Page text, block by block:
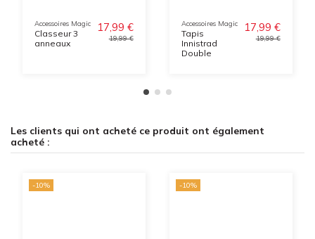
Accessoires Magic
Classeur 3
anneaux
17,99 €
19,99 €
Accessoires Magic
Tapis
Innistrad
Double
17,99 €
19,99 €
Les clients qui ont acheté ce produit ont également
acheté :
-10% -10%